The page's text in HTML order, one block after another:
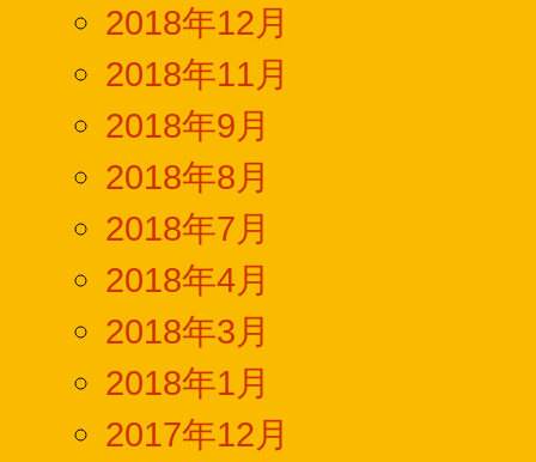
2018年12月
2018年11月
2018年9月
2018年8月
2018年7月
2018年4月
2018年3月
2018年1月
2017年12月